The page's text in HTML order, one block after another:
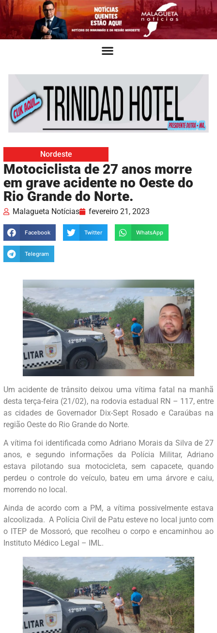
Nordeste
Motociclista de 27 anos morre
em grave acidente no Oeste do
Rio Grande do Norte.
Malagueta Notícias fevereiro 21, 2023
Facebook Twitter WhatsApp
Telegram
Um acidente de trânsito deixou uma vítima fatal na manhã
desta terça-feira (21/02), na rodovia estadual RN – 117, entre
as cidades de Governador Dix-Sept Rosado e Caraúbas na
região Oeste do Rio Grande do Norte.
A vítima foi identificada como Adriano Morais da Silva de 27
anos, e segundo informações da Polícia Militar, Adriano
estava pilotando sua motocicleta, sem capacete, quando
perdeu o controle do veículo, bateu em uma árvore e caiu,
morrendo no local.
Ainda de acordo com a PM, a vítima possivelmente estava
alcoolizada. A Polícia Civil de Patu esteve no local junto com
o ITEP de Mossoró, que recolheu o corpo e encaminhou ao
Instituto Médico Legal – IML.